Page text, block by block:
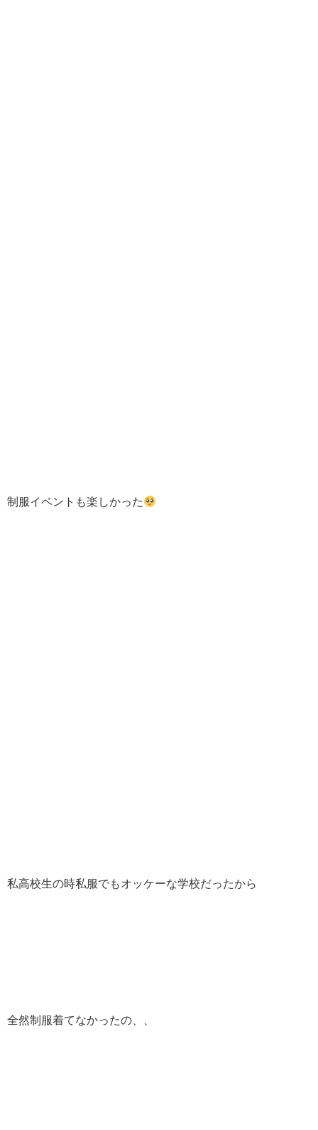
制服イベントも楽しかった
私高校生の時私服でもオッケーな学校だったから
全然制服着てなかったの、、